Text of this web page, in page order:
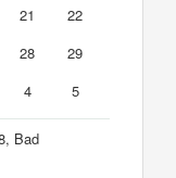
21
22
28
29
4 5
Bad